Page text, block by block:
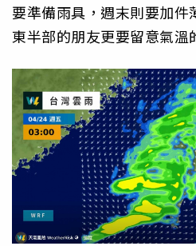
要準備雨具，週末則要加
東半部的朋友更要留意氣溫